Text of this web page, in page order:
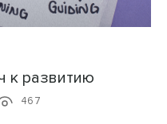
к развитию
467